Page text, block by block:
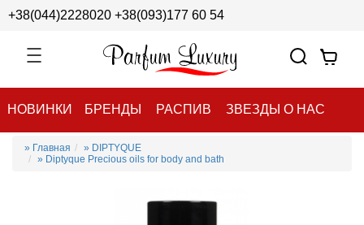
+38(044)2228020 +38(093)177 60 54
НОВИНКИ БРЕНДЫ РАСПИВ ЗВЕЗДЫ О НАС
» Главная
» DIPTYQUE
» Diptyque Precious oils for body and bath